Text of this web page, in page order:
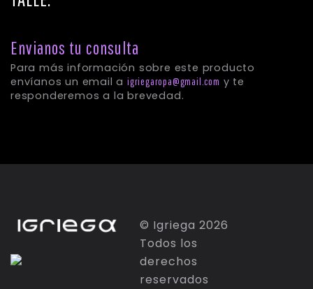
Envianos tu consulta
Para más información sobre este
envíanos un email aigriegaropa@gmail.com
responderemos a la brevedad.
© Igriega 2026
Todos los
derechos
reservados